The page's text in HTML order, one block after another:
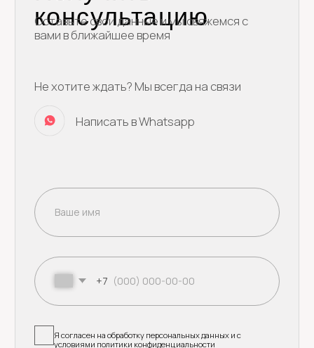
ИНН: 667478188085
ОГРНИП: 325508100178400
ИП Артемасова Наталья Борисовна
Разработка сайта: Yu.Kucheva
© 2021 - 2025 Кондитерская Ягода Малина.
Оферта
Свадебные торты
Бенто торты
Наборы десертов
Блог
Малина